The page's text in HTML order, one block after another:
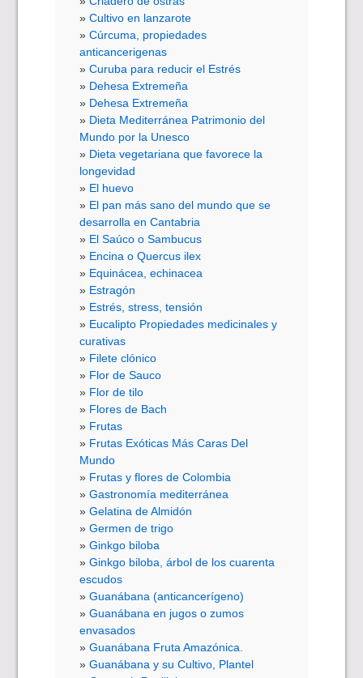
Cultivo en lanzarote
Cúrcuma, propiedades
anticancerigenas
Curuba para reducir el Estrés
Dehesa Extremeña
Dehesa Extremeña
Dieta Mediterránea Patrimonio del
Mundo por la Unesco
Dieta vegetariana que favorece la
longevidad
El huevo
El pan más sano del mundo que se
desarrolla en Cantabria
El Saúco o Sambucus
Encina o Quercus ilex
Equinácea, echinacea
Estragón
Estrés, stress, tensión
Eucalipto Propiedades medicinales y
curativas
Filete clónico
Flor de Sauco
Flor de tilo
Flores de Bach
Frutas
Frutas Exóticas Más Caras Del
Mundo
Frutas y flores de Colombia
Gastronomía mediterránea
Gelatina de Almidón
Germen de trigo
Ginkgo biloba
Ginkgo biloba, árbol de los cuarenta
escudos
Guanábana (anticancerígeno)
Guanábana en jugos o zumos
envasados
Guanábana Fruta Amazónica.
Guanábana y su Cultivo, Plantel